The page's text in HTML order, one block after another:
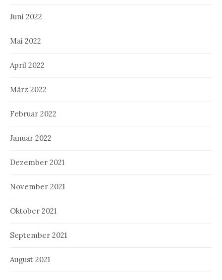
Juni 2022
Mai 2022
April 2022
März 2022
Februar 2022
Januar 2022
Dezember 2021
November 2021
Oktober 2021
September 2021
August 2021